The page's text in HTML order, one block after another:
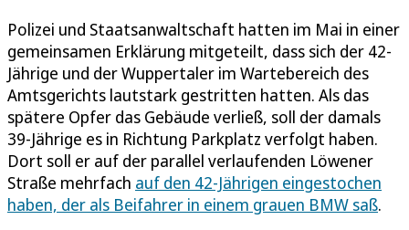
Polizei und Staatsanwaltschaft hatten im Mai in einer
gemeinsamen Erklärung mitgeteilt, dass sich der 42-
Jährige und der Wuppertaler im Wartebereich des
Amtsgerichts lautstark gestritten hatten. Als das
spätere Opfer das Gebäude verließ, soll der damals
39-Jährige es in Richtung Parkplatz verfolgt haben.
Dort soll er auf der parallel verlaufenden Löwener
Straße mehrfach auf den 42-Jährigen eingestochen
haben, der als Beifahrer in einem grauen BMW saß.